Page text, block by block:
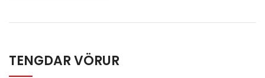
TENGDAR VÖRUR